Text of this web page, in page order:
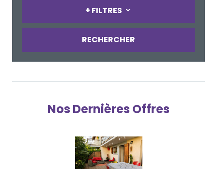
+ FILTRES
RECHERCHER
Nos Dernières Offres